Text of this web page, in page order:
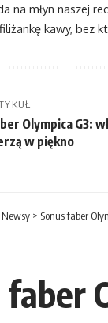
na młyn naszej
kawy, bez
Olympica G3:
w piękno
Newsy > Sonus faber
faber